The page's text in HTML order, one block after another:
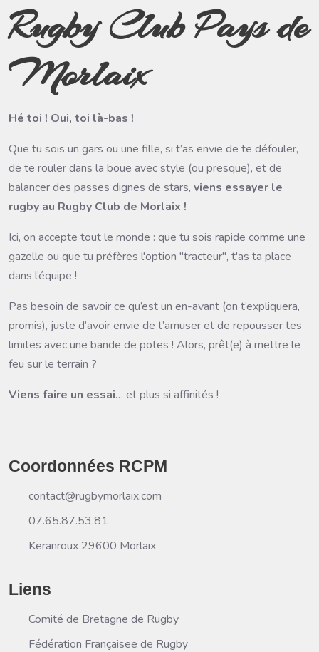
Rugby Club Pays de
Morlaix
Hé toi ! Oui, toi là-bas !
Que tu sois un gars ou une fille, si t’as envie de te défouler,
de te rouler dans la boue avec style (ou presque), et de
balancer des passes dignes de stars, viens essayer le
rugby au Rugby Club de Morlaix !
Ici, on accepte tout le monde : que tu sois rapide comme une
gazelle ou que tu préfères l'option "tracteur", t'as ta place
dans l’équipe ! ️
Pas besoin de savoir ce qu’est un en-avant (on t’expliquera,
promis), juste d’avoir envie de t’amuser et de repousser tes
limites avec une bande de potes ! Alors, prêt(e) à mettre le
feu sur le terrain ?
Viens faire un essai… et plus si affinités !
Coordonnées RCPM
contact@rugbymorlaix.com
07.65.87.53.81
Keranroux 29600 Morlaix
Liens
Comité de Bretagne de Rugby
Fédération Françaisee de Rugby